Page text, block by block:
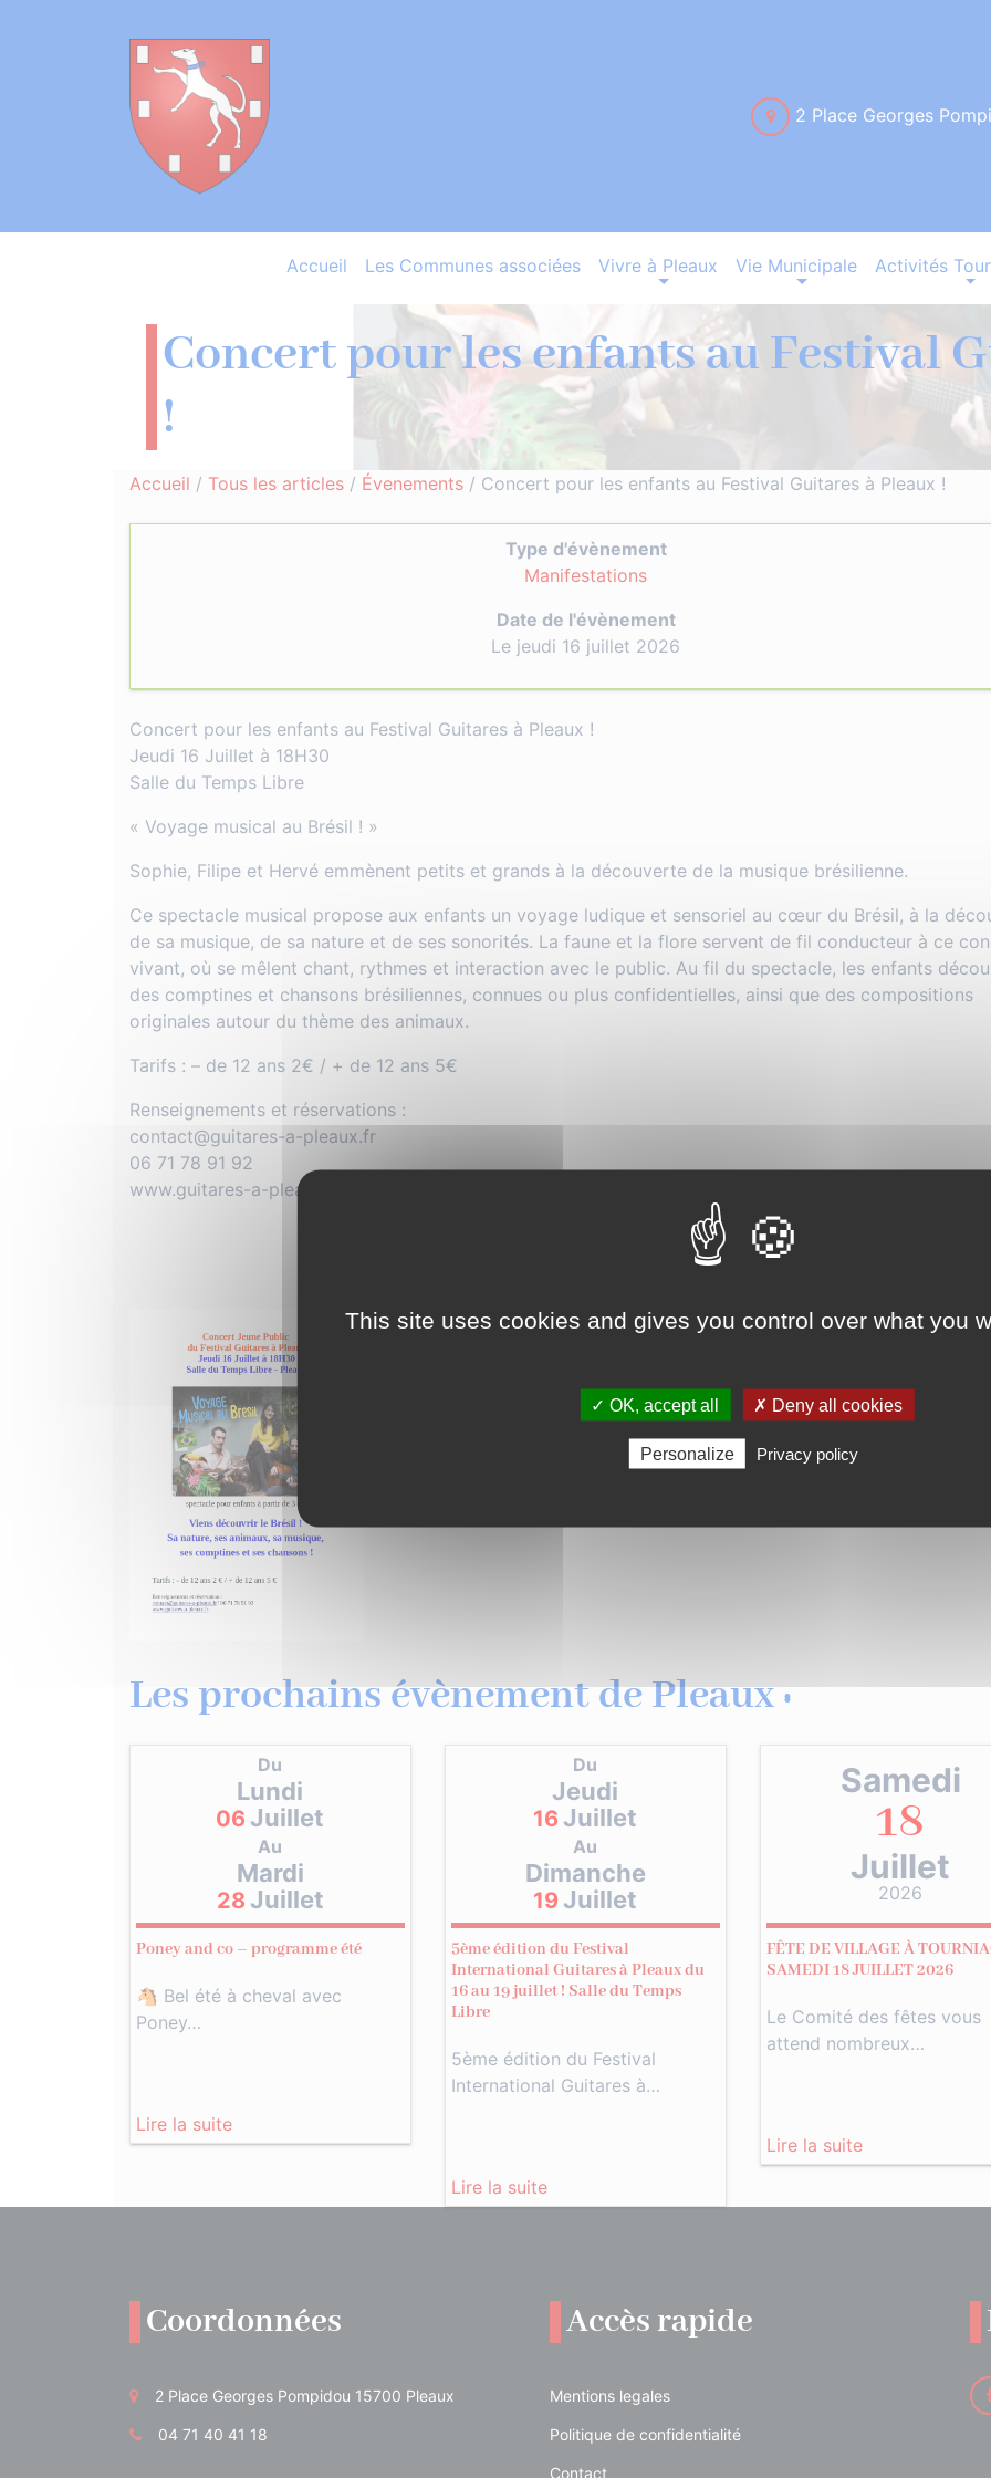
2 Place Georges
Accueil Les Communes associées Vivre à Pleaux Vie Municipale Activités
Concert pour les enfants au Festival
!
Accueil / Tous les articles / Évenements / Concert pour les enfants au Festival Guitares à Pleaux !
Type d'évènement
Manifestations
Date de l'évènement
Le jeudi 16 juillet 2026
Concert pour les enfants au Festival Guitares à Pleaux !
Jeudi 16 Juillet à 18H30
Salle du Temps Libre
« Voyage musical au Brésil ! »
Sophie, Filipe et Hervé emmènent petits et grands à la découverte de la musique brésilienne.
Ce spectacle musical propose aux enfants un voyage ludique et sensoriel au cœur du Brésil, à la
de sa musique, de sa nature et de ses sonorités. La faune et la flore servent de fil conducteur à ce
vivant, où se mêlent chant, rythmes et interaction avec le public. Au fil du spectacle, les enfants
des comptines et chansons brésiliennes, connues ou plus confidentielles, ainsi que des compositions
originales autour du thème des animaux.
Tarifs : – de 12 ans 2€ / + de 12 ans 5€
Renseignements et réservations :
contact@guitares-a-pleaux.fr
06 71 78 91 92
www.guitares-a-pleaux.fr
Les prochains évènement de Pleaux :
Du
Lundi
06 Juillet
Au
Mardi
28 Juillet
Poney and co – programme été
🐴 Bel été à cheval avec
Poney…
Lire la suite
Du
Jeudi
16 Juillet
Au
Dimanche
19 Juillet
5ème édition du Festival
International Guitares à Pleaux du
16 au 19 juillet ! Salle du Temps
Libre
5ème édition du Festival
International Guitares à…
Lire la suite
Samedi
18
Juillet
2026
FÊTE DE VILLAGE À
SAMEDI 18 JUILLET 2026
Le Comité des fêtes vous
attend nombreux…
Lire la suite
Coordonnées
2 Place Georges Pompidou 15700 Pleaux
04 71 40 41 18
Accès rapide
Mentions legales
Politique de confidentialité
Contact
This site uses cookies and gives you control over what you
✓ OK, accept all ✗ Deny all cookies
Personalize Privacy policy